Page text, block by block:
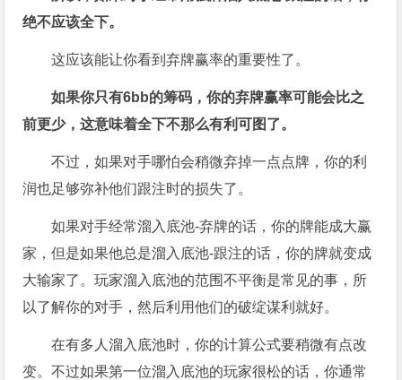
绝不应该全下。
这应该能让你看到弃牌赢率的重要性了。
如果你只有6bb的筹码，你的弃牌赢率可能会比之
前更少，这意味着全下不那么有利可图了。
不过，如果对手哪怕会稍微弃掉一点点牌，你的利
润也足够弥补他们跟注时的损失了。
如果对手经常溜入底池-弃牌的话，你的牌能成大赢
家，但是如果他总是溜入底池-跟注的话，你的牌就变成
大输家了。玩家溜入底池的范围不平衡是常见的事，所
以了解你的对手，然后利用他们的破绽谋利就好。
在有多人溜入底池时，你的计算公式要稍微有点改
变。不过如果第一位溜入底池的玩家很松的话，你通常